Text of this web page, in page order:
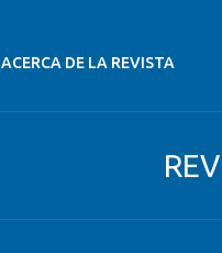
ACERCA DE LA REVISTA